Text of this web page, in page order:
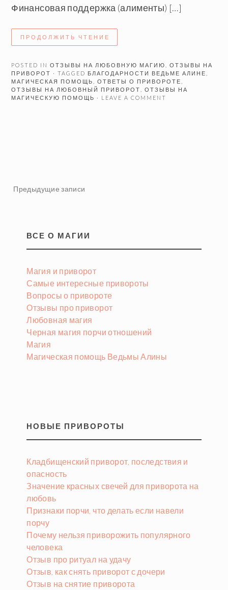
Финансовая поддержка (алименты) […]
ПРОДОЛЖИТЬ ЧТЕНИЕ
POSTED INОТЗЫВЫ НА ЛЮБОВНУЮ МАГИЮ ,ОТЗЫВЫ НА
ПРИВОРОТ · TAGGED БЛАГОДАРНОСТИ ВЕДЬМЕ АЛИНЕ
МАГИЧЕСКАЯ ПОМОЩЬ
,ОТВЕТЫ О ПРИВОРОТЕ
ОТЗЫВЫ НА ЛЮБОВНЫЙ ПРИВОРОТ
,ОТЗЫВЫ НА
МАГИЧЕСКУЮ ПОМОЩЬ · LEAVE A COMMENT
Навигация
записям
Предыдущие записи
ВСЕ О МАГИИ
Магия и приворот
Самые интересные привороты
Вопросы о привороте
Отзывы про приворот
Любовная магия
Черная магия порчи отношений
Магия
Магическая помощь Ведьмы Алины
НОВЫЕ ПРИВОРОТЫ
Кладбищенский приворот, последствия и
опасность
Значение красных свечей для приворота на
любовь
Признаки порчи, что делать если навели
порчу
Почему нельзя приворожить популярного
человека
Отзыв про ритуал на удачу
Отзыв, как снять приворот с дочери
Отзыв на снятие приворота